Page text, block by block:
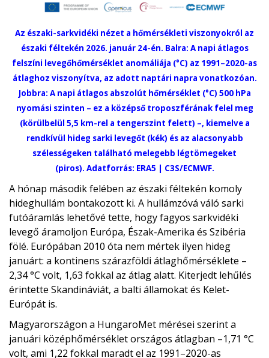
Az északi-sarkvidéki nézet a hőmérsékleti viszonyokról az
északi féltekén 2026. január 24-én. Balra: A napi átlagos
felszíni levegőhőmérséklet anomáliája (°C) az 1991–2020-as
átlaghoz viszonyítva, az adott naptári napra vonatkozóan.
Jobbra: A napi átlagos abszolút hőmérséklet (°C) 500 hPa
nyomási szinten – ez a középső troposzférának felel meg
(körülbelül 5,5 km-rel a tengerszint felett) –, kiemelve a
rendkívül hideg sarki levegőt (kék) és az alacsonyabb
szélességeken található melegebb légtömegeket
(piros). Adatforrás: ERA5 | C3S/ECMWF.
A hónap második felében az északi féltekén komoly
hideghullám bontakozott ki. A hullámzóvá váló sarki
futóáramlás lehetővé tette, hogy fagyos sarkvidéki
levegő áramoljon Európa, Észak-Amerika és Szibéria
fölé. Európában 2010 óta nem mértek ilyen hideg
januárt: a kontinens szárazföldi átlaghőmérséklete –
2,34 °C volt, 1,63 fokkal az átlag alatt. Kiterjedt lehűlés
érintette Skandináviát, a balti államokat és Kelet-
Európát is.
Magyarországon a HungaroMet mérései szerint a
januári középhőmérséklet országos átlagban –1,71 °C
volt, ami 1,22 fokkal maradt el az 1991–2020-as